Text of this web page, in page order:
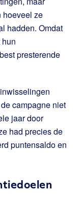
hoeveel ze
hadden. Omdat
presterende
campagne niet
jaar door
had precies de
puntensaldo en